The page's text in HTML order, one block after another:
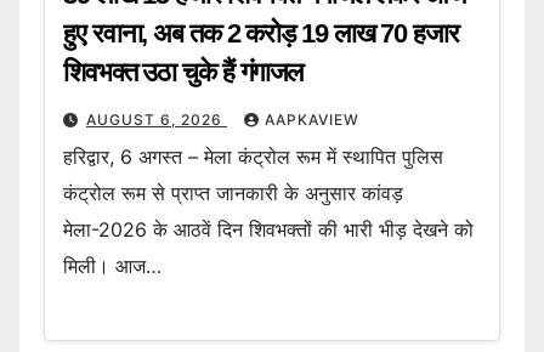
हुए रवाना, अब तक 2 करोड़ 19 लाख 70 हजार
शिवभक्त उठा चुके हैं गंगाजल
AUGUST 6, 2026 AAPKAVIEW
हरिद्वार, 6 अगस्त – मेला कंट्रोल रूम में स्थापित पुलिस
कंट्रोल रूम से प्राप्त जानकारी के अनुसार कांवड़
मेला-2026 के आठवें दिन शिवभक्तों की भारी भीड़ देखने को
मिली। आज…